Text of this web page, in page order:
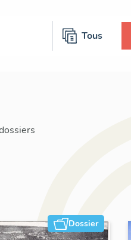
Tous
Dossier